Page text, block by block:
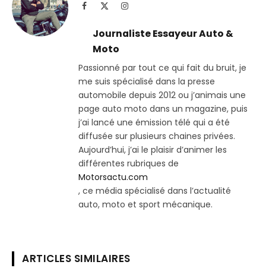
Facebook Instagram
Journaliste Essayeur Auto &
Moto
Passionné par tout ce qui fait du bruit, je
me suis spécialisé dans la presse
automobile depuis 2012 ou j’animais une
page auto moto dans un magazine, puis
j’ai lancé une émission télé qui a été
diffusée sur plusieurs chaines privées.
Aujourd’hui, j’ai le plaisir d’animer les
différentes rubriques de
Motorsactu.com
, ce média spécialisé dans l’actualité
auto, moto et sport mécanique.
ARTICLES SIMILAIRES